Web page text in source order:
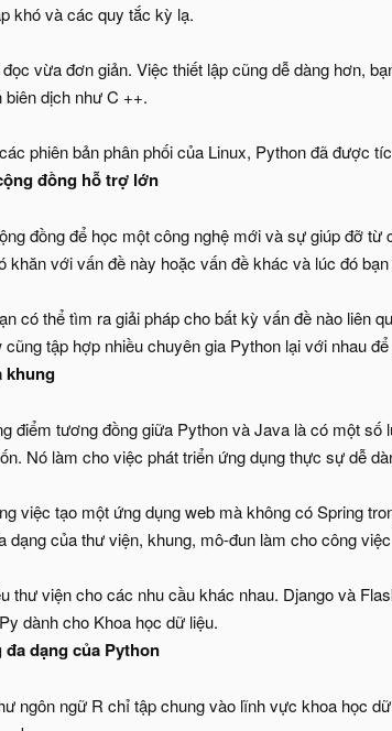
khó và các quy tắc kỳ lạ.
vừa đơn giản. Việc thiết lập cũng dễ dàng hơn,
dịch như C ++.
phiên bản phân phối của Linux, Python đã được
đồng hỗ trợ lớn
đồng để học một công nghệ mới và sự giúp đỡ
khăn với vấn đề này hoặc vấn đề khác và lúc đó
có thể tìm ra giải pháp cho bất kỳ vấn đề nào liên
tập hợp nhiều chuyên gia Python lại với nhau
khung
điểm tương đồng giữa Python và Java là có một
Nó làm cho việc phát triển ứng dụng thực sự dễ
việc tạo một ứng dụng web mà không có Spring
dạng của thư viện, khung, mô-đun làm cho công
thư viện cho các nhu cầu khác nhau. Django và
dành cho Khoa học dữ liệu.
dạng của Python
ngôn ngữ R chỉ tập chung vào lĩnh vực khoa học